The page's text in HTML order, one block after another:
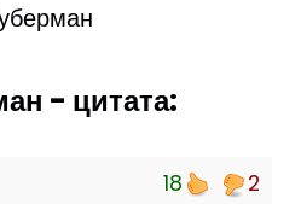
- цитата:
18 2